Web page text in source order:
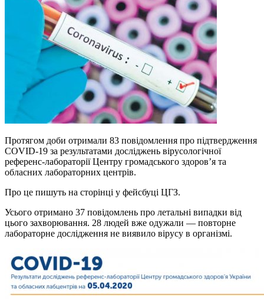
Протягом доби отримали 83 повідомлення про підтвердження
COVID-19 за результатами досліджень вірусологічної
референс-лабораторії Центру громадського здоров’я та
обласних лабораторних центрів.
Про це пишуть на сторінці у фейсбуці ЦГЗ.
Усього отримано 37 повідомлень про летальні випадки від
цього захворювання. 28 людей вже одужали — повторне
лабораторне дослідження не виявило вірусу в організмі.